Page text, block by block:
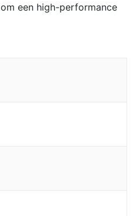
een high-performance